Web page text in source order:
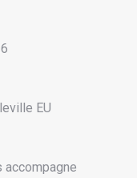
EU
accompagne